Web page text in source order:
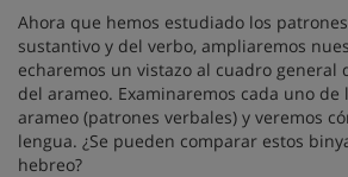
Ahora que hemos estudiado los
sustantivo y del verbo, ampliaremos
echaremos un vistazo al cuadro general
del arameo. Examinaremos cada uno
arameo (patrones verbales) y veremos
lengua. ¿Se pueden comparar estos
hebreo?